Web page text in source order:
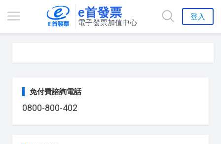
e首發票
電子發票加值中心
登入
免付費諮詢電話
0800-800-402